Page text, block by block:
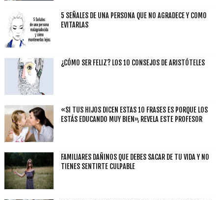
5 SEÑALES DE UNA PERSONA QUE NO AGRADECE Y COMO
EVITARLAS
¿CÓMO SER FELIZ? LOS 10 CONSEJOS DE ARISTÓTELES
«SI TUS HIJOS DICEN ESTAS 10 FRASES ES PORQUE LOS
ESTÁS EDUCANDO MUY BIEN», REVELA ESTE PROFESOR
FAMILIARES DAÑINOS QUE DEBES SACAR DE TU VIDA Y NO
TIENES SENTIRTE CULPABLE